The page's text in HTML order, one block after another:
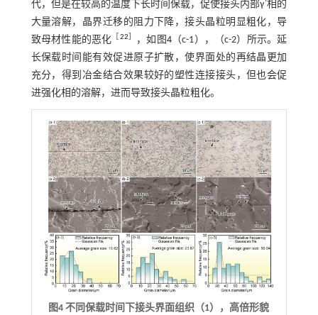
代，但是在较高的温度下长时间保载，促使接头内部γ´相的
大量溶解，晶界迁移的阻力下降，接头晶粒明显粗化，导
致母材性能的恶化
22 ，如图4（c-1），（c-2）所示。延
长保载时间能有效促进原子扩散，使界面处的再结晶更加
充分，得到冶金结合效果较好的塑性连接接头，但也会促
进强化相的溶解，进而导致接头晶粒粗化。
图4 不同保载时间下接头界面组织（1），高倍形貌